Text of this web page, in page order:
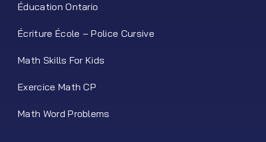
Éducation Ontario
Écriture École – Police Cursive
Math Skills For Kids
Exercice Math CP
Math Word Problems